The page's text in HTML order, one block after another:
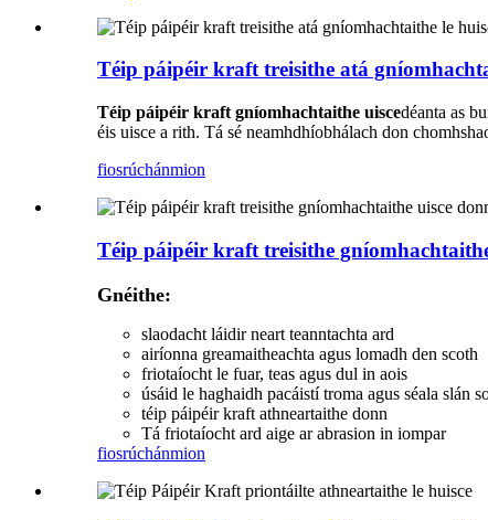
Téip páipéir kraft treisithe atá
Téip páipéir kraft gníomhachtaithe uiscedéanta as
éis uisce a rith. Tá sé neamhdhíobhálach don
fiosrúchánmion
Téip páipéir kraft treisithe
Gnéithe:
slaodacht láidir neart teanntachta ard
airíonna greamaitheachta agus lomadh den scoth
friotaíocht le fuar, teas agus dul in aois
úsáid le haghaidh pacáistí troma agus séala slán
téip páipéir kraft athneartaithe donn
Tá friotaíocht ard aige ar abrasion in iompar
fiosrúchánmion